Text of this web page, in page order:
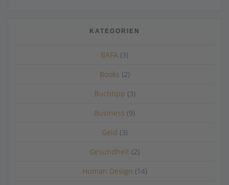
KATEGORIEN
BAFA (3)
Books (2)
Buchtipp (3)
Business (9)
Geld (3)
Gesundheit (2)
Human Design (14)